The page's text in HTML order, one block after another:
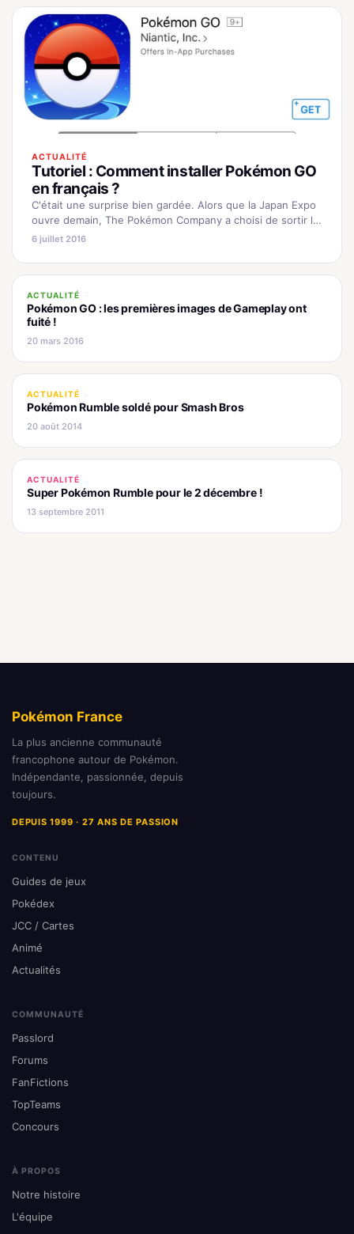
ACTUALITÉ
Tutoriel : Comment installer Pokémon GO
en français ?
C'était une surprise bien gardée. Alors que la Japan Expo
ouvre demain, The Pokémon Company a choisi de sortir le
jeu le plus attendu depuis des années sur…
6 juillet 2016
ACTUALITÉ
Pokémon GO : les premières images de Gameplay ont
fuité !
20 mars 2016
ACTUALITÉ
Pokémon Rumble soldé pour Smash Bros
20 août 2014
ACTUALITÉ
Super Pokémon Rumble pour le 2 décembre !
13 septembre 2011
Pokémon France
La plus ancienne communauté
francophone autour de Pokémon.
Indépendante, passionnée, depuis
toujours.
DEPUIS 1999 · 27 ANS DE PASSION
CONTENU
Guides de jeux
Pokédex
JCC / Cartes
Animé
Actualités
COMMUNAUTÉ
Passlord
Forums
FanFictions
TopTeams
Concours
À PROPOS
Notre histoire
L'équipe